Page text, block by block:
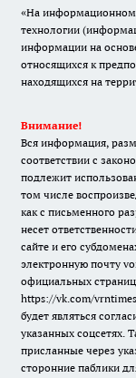
«На информационном
технологии
информации на
относящихся к
находящихся на
Внимание!
Вся информация,
соответствии с
подлежит
том числе
как с письменного
несет
сайте и его
электронную почту
официальных
https://vk.com/vrntimes
будет являться
указанных соцсетях.
присланные через
сторонние паблики